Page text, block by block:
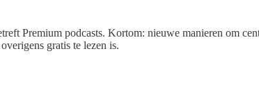
Premium podcasts. Kortom: nieuwe manieren om
gratis te lezen is.